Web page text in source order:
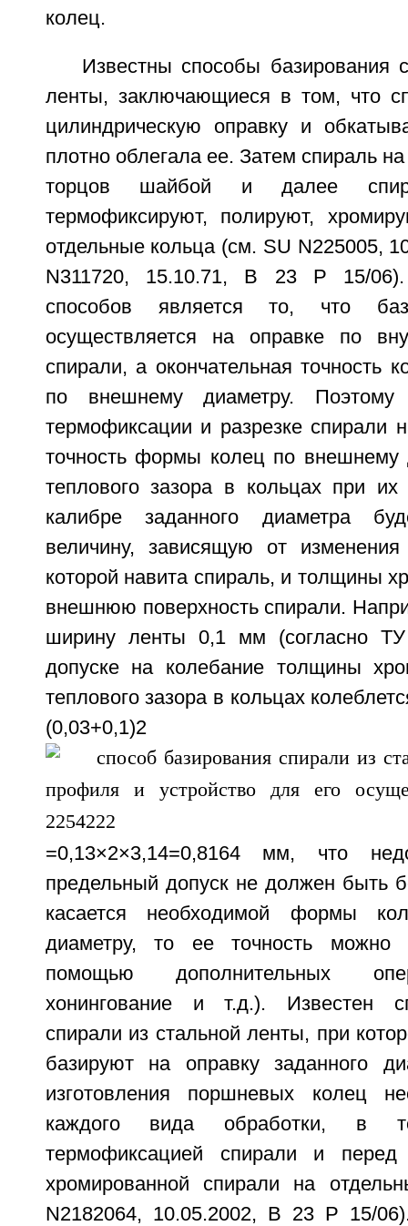
колец.
Известны способы базирования
ленты, заключающиеся в том, что
цилиндрическую оправку и
плотно облегала ее. Затем спираль
торцов шайбой и далее
термофиксируют, полируют,
отдельные кольца (см. SU N225005,
N311720, 15.10.71, В 23 Р 15/06).
способов является то, что
осуществляется на оправке по
спирали, а окончательная точность
по внешнему диаметру.
термофиксации и разрезке спирали
точность формы колец по внешнему
теплового зазора в кольцах при
калибре заданного диаметра
величину, зависящую от
которой навита спираль, и толщины
внешнюю поверхность спирали.
ширину ленты 0,1 мм (согласно
допуске на колебание толщины
теплового зазора в кольцах
(0,03+0,1)2
=0,13×2×3,14=0,8164 мм, что
предельный допуск не должен быть
касается необходимой формы
диаметру, то ее точность можно
помощью дополнительных
хонингование и т.д.). Известен
спирали из стальной ленты, при
базируют на оправку заданного
изготовления поршневых колец
каждого вида обработки, в
термофиксацией спирали и перед
хромированной спирали на
N2182064, 10.05.2002, В 23 Р 15/